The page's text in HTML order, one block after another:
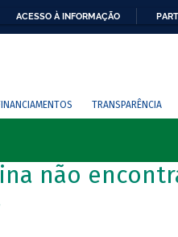
ACESSO À INFORMAÇÃO
TRANSPARÊNCIA
não